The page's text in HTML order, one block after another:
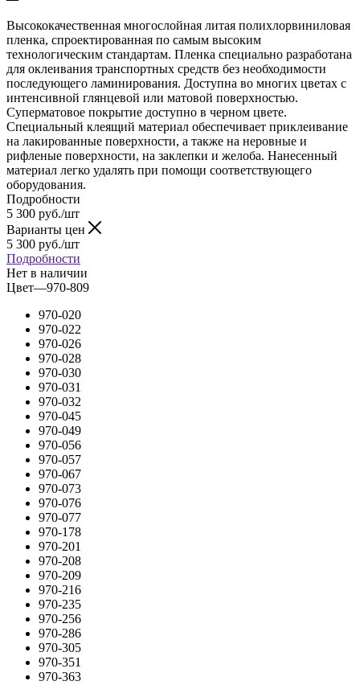
Высококачественная многослойная литая полихлорвиниловая
пленка, спроектированная по самым высоким
технологическим стандартам. Пленка специально разработана
для оклеивания транспортных средств без необходимости
последующего ламинирования. Доступна во многих цветах с
интенсивной глянцевой или матовой поверхностью.
Суперматовое покрытие доступно в черном цвете.
Специальный клеящий материал обеспечивает приклеивание
на лакированные поверхности, а также на неровные и
рифленые поверхности, на заклепки и желоба. Нанесенный
материал легко удалять при помощи соответствующего
оборудования.
Подробности
5 300 руб./шт
Варианты цен
5 300 руб./шт
Подробности
Нет в наличии
Цвет—970-809
970-020
970-022
970-026
970-028
970-030
970-031
970-032
970-045
970-049
970-056
970-057
970-067
970-073
970-076
970-077
970-178
970-201
970-208
970-209
970-216
970-235
970-256
970-286
970-305
970-351
970-363